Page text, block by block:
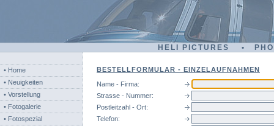
HELI PICTURES •
• Home
• Neuigkeiten
• Vorstellung
• Fotogalerie
• Fotospezial
BESTELLFORMULAR - EINZELAUFNAHMEN
Name - Firma:
Strasse - Nummer:
Postleitzahl - Ort:
Telefon: